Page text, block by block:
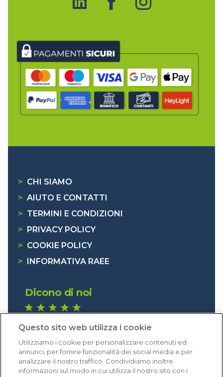
> CHI SIAMO
> AIUTO E CONTATTI
> TERMINI E CONDIZIONI
>
PRIVACY POLICY
> COOKIE POLICY
>
INFORMATIVA RAEE
Dicono di noi
Eccellente (4,8)
Acquisti verificati
Questo sito web utilizza i cookie
Utilizziamo i cookie per personalizzare contenuti ed
annunci, per fornire funzionalità dei social media e per
analizzare il nostro traffico. Condividiamo inoltre
informazioni sul modo in cui utilizza il nostro sito con i